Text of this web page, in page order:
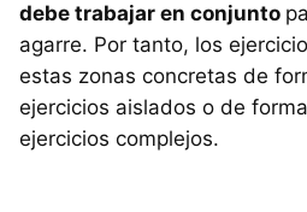
debe trabajar en conjunto
agarre. Por tanto, los
estas zonas concretas de
ejercicios aislados o de
ejercicios complejos.